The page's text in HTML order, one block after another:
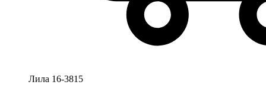
Лила 16-3815